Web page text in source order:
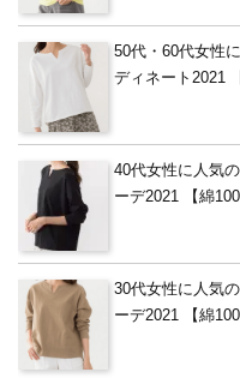
50代・60代女性
ディネート2021
40代女性に人気
ーデ2021 【綿
30代女性に人気
ーデ2021 【綿